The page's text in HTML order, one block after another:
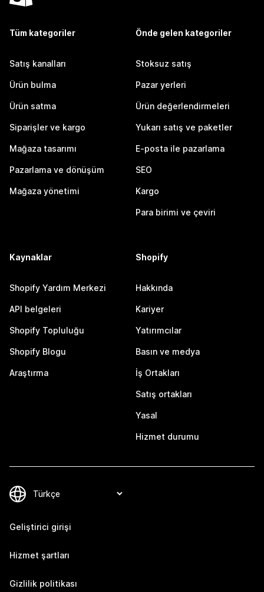
Tüm kategoriler
Satış kanalları
Ürün bulma
Ürün satma
Siparişler ve kargo
Mağaza tasarımı
Pazarlama ve dönüşüm
Mağaza yönetimi
Önde gelen kategoriler
Stoksuz satış
Pazar yerleri
Ürün değerlendirmeleri
Yukarı satış ve paketler
E-posta ile pazarlama
SEO
Kargo
Para birimi ve çeviri
Kaynaklar
Shopify Yardım Merkezi
API belgeleri
Shopify Topluluğu
Shopify Blogu
Araştırma
Shopify
Hakkında
Kariyer
Yatırımcılar
Basın ve medya
İş Ortakları
Satış ortakları
Yasal
Hizmet durumu
Geliştirici girişi
Hizmet şartları
Gizlilik politikası